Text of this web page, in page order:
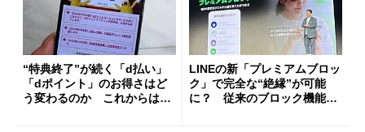
“特典終了”が続く「d払い」
「dポイント」のお得さはど
う変わるのか これからは
LINEの新「プレミアムブロッ
ク」で完全な“絶縁”が可能
に？ 従来のブロック機能と